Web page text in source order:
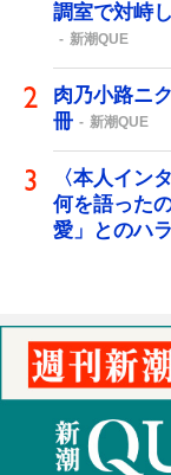
調室で対峙
新潮QUE
肉乃小路ニ
冊
新潮QUE
〈本人イン
何を語った
愛」とのハ